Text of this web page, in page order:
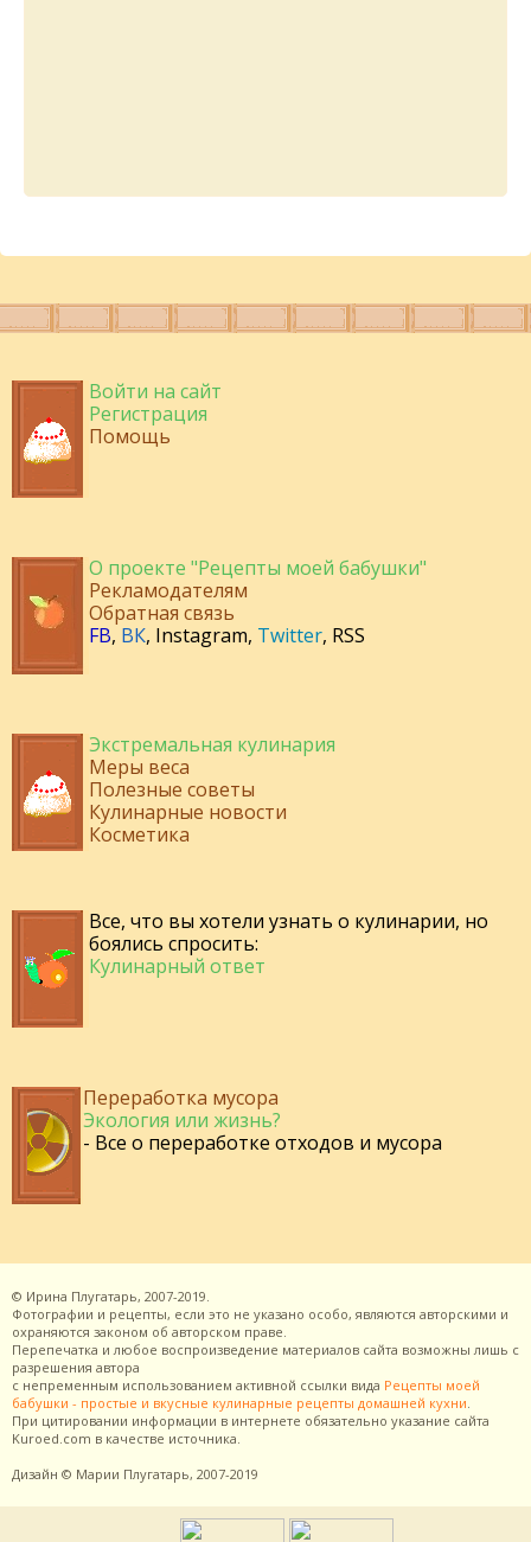
Войти на сайт
Регистрация
Помощь
О проекте "Рецепты моей бабушки"
Рекламодателям
Обратная связь
FB, ВК, Instagram, Twitter, RSS
Экстремальная кулинария
Меры веса
Полезные советы
Кулинарные новости
Косметика
Все, что вы хотели узнать о кулинарии, но
боялись спросить:
Кулинарный ответ
Переработка мусора
Экология или жизнь?
- Все о переработке отходов и мусора
© Ирина Плугатарь, 2007-2019.
Фотографии и рецепты, если это не указано особо, являются авторскими и
охраняются законом об авторском праве.
Перепечатка и любое воспроизведение материалов сайта возможны лишь с
разрешения автора
с непременным использованием активной ссылки вида Рецепты моей
бабушки - простые и вкусные кулинарные рецепты домашней кухни
При цитировании информации в интернете обязательно указание сайта
Kuroed.com в качестве источника.
Дизайн © Марии Плугатарь, 2007-2019